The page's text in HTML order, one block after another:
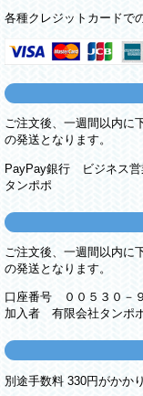
各種クレジットカードで
ご注文後、一週間以内に
の発送となります。
PayPay銀行 ビジネス
タンポポ
ご注文後、一週間以内に
の発送となります。
口座番号 ００５３０－
加入者 有限会社タンポ
別途手数料 330円がかか